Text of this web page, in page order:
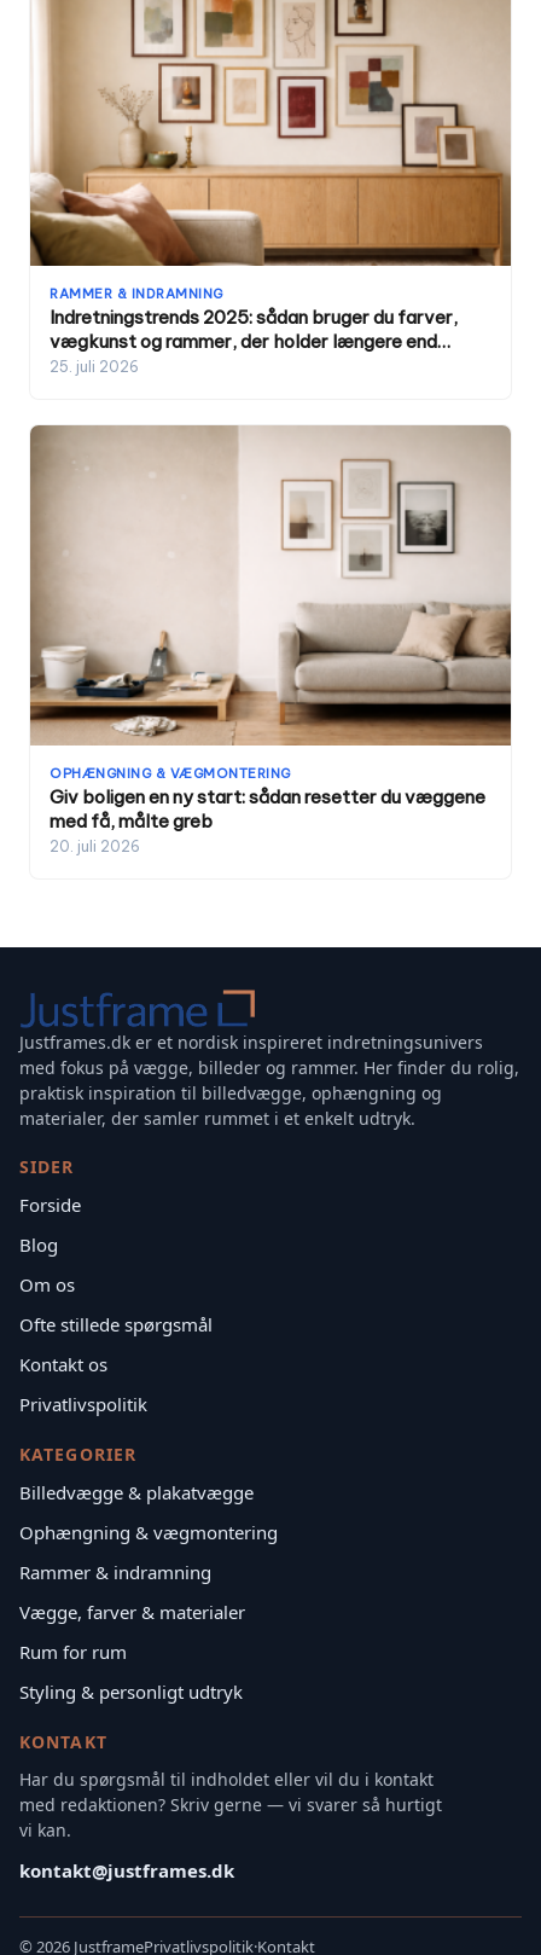
RAMMER & INDRAMNING
Indretningstrends 2025: sådan bruger du farver,
vægkunst og rammer, der holder længere end
trenden
25. juli 2026
OPHÆNGNING & VÆGMONTERING
Giv boligen en ny start: sådan resetter du væggene
med få, målte greb
20. juli 2026
Justframes.dk er et nordisk inspireret indretningsunivers
med fokus på vægge, billeder og rammer. Her finder du rolig,
praktisk inspiration til billedvægge, ophængning og
materialer, der samler rummet i et enkelt udtryk.
SIDER
Forside
Blog
Om os
Ofte stillede spørgsmål
Kontakt os
Privatlivspolitik
KATEGORIER
Billedvægge & plakatvægge
Ophængning & vægmontering
Rammer & indramning
Vægge, farver & materialer
Rum for rum
Styling & personligt udtryk
KONTAKT
Har du spørgsmål til indholdet eller vil du i kontakt
med redaktionen? Skriv gerne — vi svarer så hurtigt
vi kan.
kontakt@justframes.dk
© 2026 JustframePrivatlivspolitik·Kontakt